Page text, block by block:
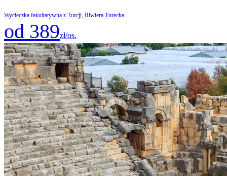
Wycieczka fakultatywna z Turcji, Riwiera Turecka
od 389zł/os.